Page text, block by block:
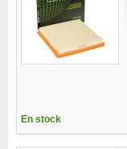
En stock